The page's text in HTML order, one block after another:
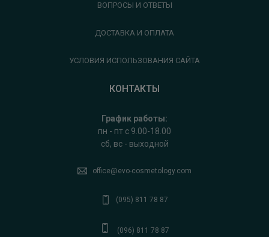
ВОПРОСЫ И ОТВЕТЫ
ДОСТАВКА И ОПЛАТА
УСЛОВИЯ ИСПОЛЬЗОВАНИЯ САЙТА
КОНТАКТЫ
График работы:
пн - пт с 9.00-18.00
сб, вс - выходной
office@evo-cosmetology.com
(095) 811 78 87
(096) 811 78 87